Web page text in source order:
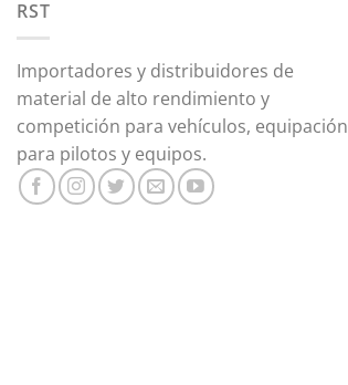
RST
Importadores y distribuidores de
material de alto rendimiento y
competición para vehículos, equipación
para pilotos y equipos.